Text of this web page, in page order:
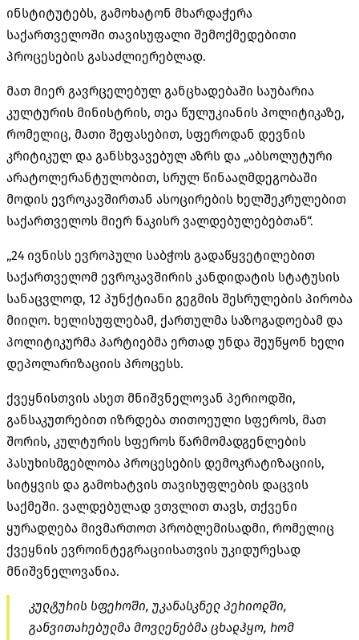
ინსტიტუტებს, გამოხატონ მხარდაჭერა
საქართველოში თავისუფალი შემოქმედებითი
პროცესების გასაძლიერებლად.
მათ მიერ გავრცელებულ განცხადებაში საუბარია
კულტურის მინისტრის, თეა წულუკიანის პოლიტიკაზე,
რომელიც, მათი შეფასებით, სფეროდან დევნის
კრიტიკულ და განსხვავებულ აზრს და „აბსოლუტური
არატოლერანტულობით, სრულ წინააღმდეგობაში
მოდის ევროკავშირთან ასოცირების ხელშეკრულებით
საქართველოს მიერ ნაკისრ ვალდებულებებთან“.
„24 ივნისს ევროპული საბჭოს გადაწყვეტილებით
საქართველომ ევროკავშირის კანდიდატის სტატუსის
სანაცვლოდ, 12 პუნქტიანი გეგმის შესრულების პირობა
მიიღო. ხელისუფლებამ, ქართულმა საზოგადოებამ და
პოლიტიკურმა პარტიებმა ერთად უნდა შეუწყონ ხელი
დეპოლარიზაციის პროცესს.
ქვეყნისთვის ასეთ მნიშვნელოვან პერიოდში,
განსაკუთრებით იზრდება თითოეული სფეროს, მათ
შორის, კულტურის სფეროს წარმომადგენლების
პასუხისმგებლობა პროცესების დემოკრატიზაციის,
სიტყვის და გამოხატვის თავისუფლების დაცვის
საქმეში. ვალდებულად ვთვლით თავს, თქვენი
ყურადღება მივმართოთ პრობლემისადმი, რომელიც
ქვეყნის ევროინტეგრაციისათვის უკიდურესად
მნიშვნელოვანია.
კულტურის სფეროში, უკანასკნელ პერიოდში,
განვითარებულმა მოვლენებმა ცხადჰყო, რომ